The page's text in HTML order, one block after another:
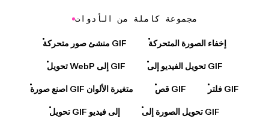
مجموعة كاملة من الأدوات
منشئ صور متحركة GIF إخفاء الصورة المتحركة
تحويل WebP إلى GIF تحويل الفيديو إلى GIF
اصنع صورة GIF متغيرة الألوان قص GIF فلتر GIF
تحويل GIF إلى فيديو تحويل الصورة إلى GIF